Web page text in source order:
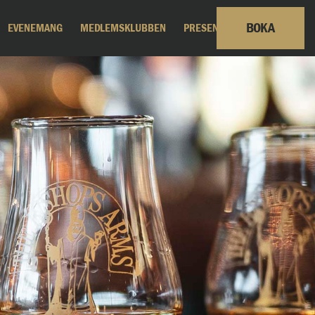
EVENEMANG MEDLEMSKLUBBEN PRESENTKORT BOKA